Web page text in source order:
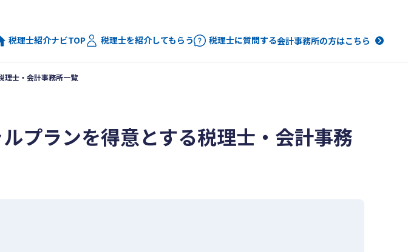
税理士紹介ナビTOP 税理士を紹介してもらう 税理士に質問する会計事務所の方はこちら
理士・会計事務所一覧
プランを得意とする税理士・会計事務